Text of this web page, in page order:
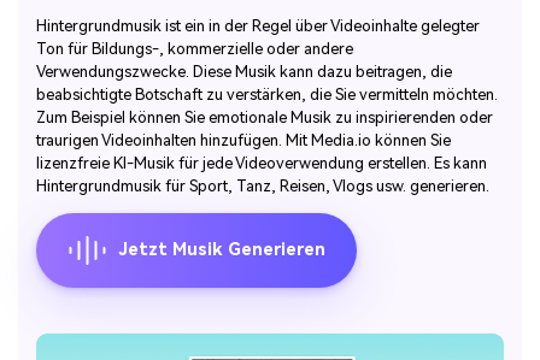
Hintergrundmusik ist ein in der Regel über Videoinhalte gelegter
Ton für Bildungs-, kommerzielle oder andere
Verwendungszwecke. Diese Musik kann dazu beitragen, die
beabsichtigte Botschaft zu verstärken, die Sie vermitteln möchten.
Zum Beispiel können Sie emotionale Musik zu inspirierenden oder
traurigen Videoinhalten hinzufügen. Mit Media.io können Sie
lizenzfreie KI-Musik für jede Videoverwendung erstellen. Es kann
Hintergrundmusik für Sport, Tanz, Reisen, Vlogs usw. generieren.
Jetzt Musik Generieren